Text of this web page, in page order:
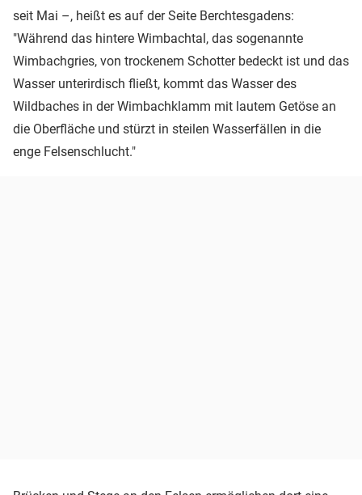
seit Mai –, heißt es auf der Seite Berchtesgadens:
"Während das hintere Wimbachtal, das sogenannte
Wimbachgries, von trockenem Schotter bedeckt ist und das
Wasser unterirdisch fließt, kommt das Wasser des
Wildbaches in der Wimbachklamm mit lautem Getöse an
die Oberfläche und stürzt in steilen Wasserfällen in die
enge Felsenschlucht."